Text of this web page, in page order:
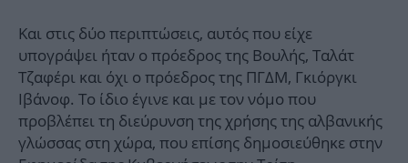
Και στις δύο περιπτώσεις, αυτός που είχε
υπογράψει ήταν ο πρόεδρος της Βουλής, Ταλάτ
Τζαφέρι και όχι ο πρόεδρος της ΠΓΔΜ, Γκιόργκι
Ιβάνοφ. Το ίδιο έγινε και με τον νόμο που
προβλέπει τη διεύρυνση της χρήσης της αλβανικής
γλώσσας στη χώρα, που επίσης δημοσιεύθηκε στην